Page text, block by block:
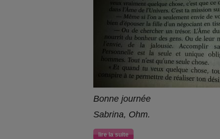
Bonne journée
Sabrina, Ohm.
lire la suite